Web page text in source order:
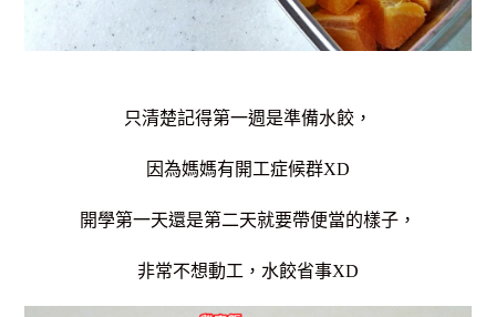
只清楚記得第一週是準備水餃，
因為媽媽有開工症候群XD
開學第一天還是第二天就要帶便當的樣子，
非常不想動工，水餃省事XD